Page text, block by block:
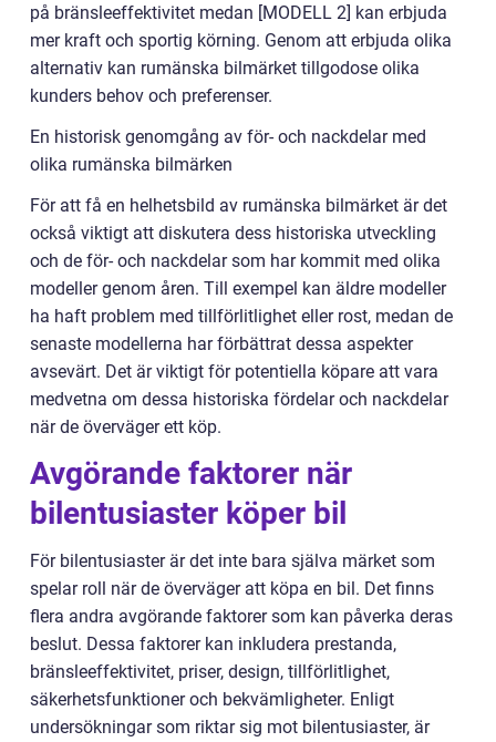
på bränsleeffektivitet medan [MODELL 2] kan erbjuda
mer kraft och sportig körning. Genom att erbjuda olika
alternativ kan rumänska bilmärket tillgodose olika
kunders behov och preferenser.
En historisk genomgång av för- och nackdelar med
olika rumänska bilmärken
För att få en helhetsbild av rumänska bilmärket är det
också viktigt att diskutera dess historiska utveckling
och de för- och nackdelar som har kommit med olika
modeller genom åren. Till exempel kan äldre modeller
ha haft problem med tillförlitlighet eller rost, medan de
senaste modellerna har förbättrat dessa aspekter
avsevärt. Det är viktigt för potentiella köpare att vara
medvetna om dessa historiska fördelar och nackdelar
när de överväger ett köp.
Avgörande faktorer när
bilentusiaster köper bil
För bilentusiaster är det inte bara själva märket som
spelar roll när de överväger att köpa en bil. Det finns
flera andra avgörande faktorer som kan påverka deras
beslut. Dessa faktorer kan inkludera prestanda,
bränsleeffektivitet, priser, design, tillförlitlighet,
säkerhetsfunktioner och bekvämligheter. Enligt
undersökningar som riktar sig mot bilentusiaster, är